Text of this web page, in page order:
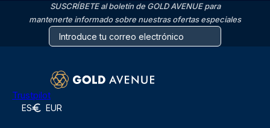
SUSCRÍBETE al boletín de GOLD AVENUE para
mantenerte informado sobre nuestras ofertas especiales
Trustpilot
ES EUR